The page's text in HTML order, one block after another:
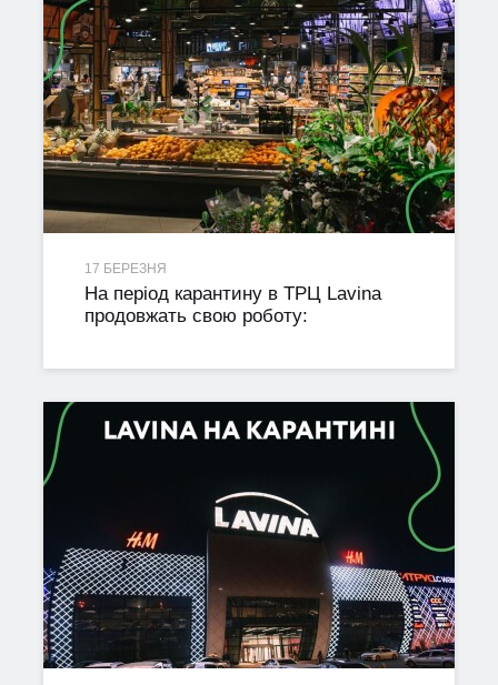
17 БЕРЕЗНЯ
На період карантину в ТРЦ Lavina
продовжать свою роботу: